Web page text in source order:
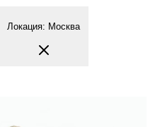
Локация: Москва